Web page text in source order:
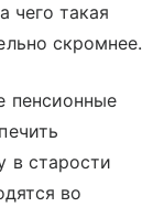
чего такая
скромнее.
пенсионные
в старости
во